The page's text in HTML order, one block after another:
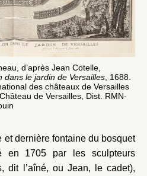
d’après Jean Cotelle,
dans le jardin de Versailles , 1688.
des châteaux de Versailles
de Versailles, Dist. RMN-
et dernière fontaine du bosquet
en 1705 par les sculpteurs
dit l’aîné, ou Jean, le cadet),